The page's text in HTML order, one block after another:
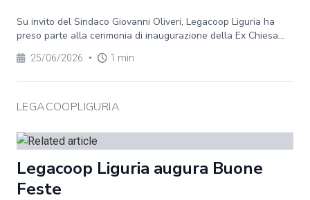
Su invito del Sindaco Giovanni Oliveri, Legacoop Liguria ha
preso parte alla cerimonia di inaugurazione della Ex Chiesa...
25/06/2026 • 1 min
LEGACOOPLIGURIA
Legacoop Liguria augura Buone
Feste